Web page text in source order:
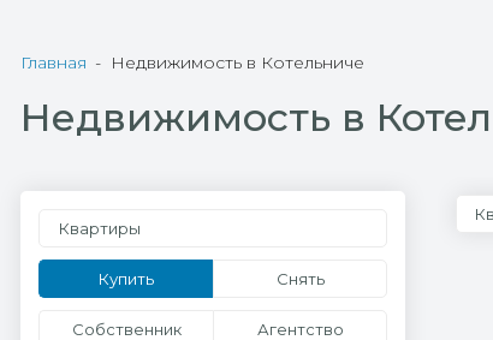
Главная Недвижимость в Котельниче
Недвижимость в
Квартиры
Купить Снять
Собственник Агентство